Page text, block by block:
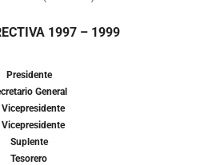
1997 – 1999
Presidente
General
Vicepresidente
Suplente
Tesorero